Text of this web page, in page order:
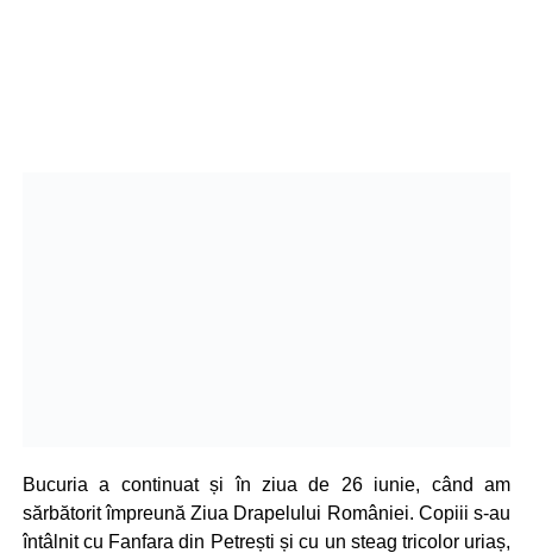
Bucuria a continuat și în ziua de 26 iunie, când am
sărbătorit împreună Ziua Drapelului României. Copiii s-au
întâlnit cu Fanfara din Petrești și cu un steag tricolor uriaș,